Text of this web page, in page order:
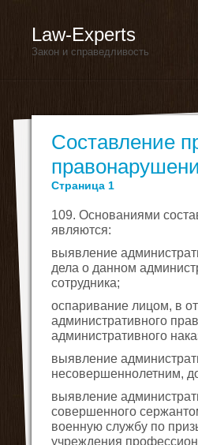
Law-Experts
Закон и справедливость
Составление
Страница 1
109. Основаниями
являются:
выявление
дела о данном
сотрудника;
оспаривание лицом, в
административного
административного
выявление
несовершеннолетним,
выявление
совершенного
военную службу по
учреждения